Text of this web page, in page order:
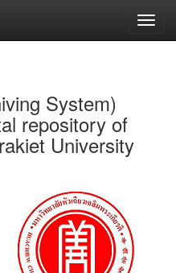
System)
repository of
University